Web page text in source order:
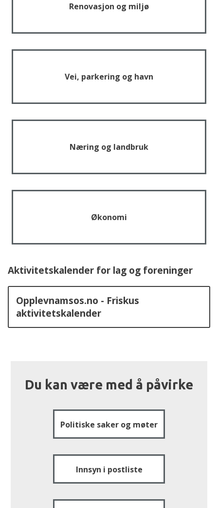
Renovasjon og miljø
Vei, parkering og havn
Næring og landbruk
Økonomi
Aktivitetskalender for lag og foreninger
Opplevnamsos.no - Friskus
aktivitetskalender
Du kan være med å påvirke
Politiske saker og møter
Innsyn i postliste